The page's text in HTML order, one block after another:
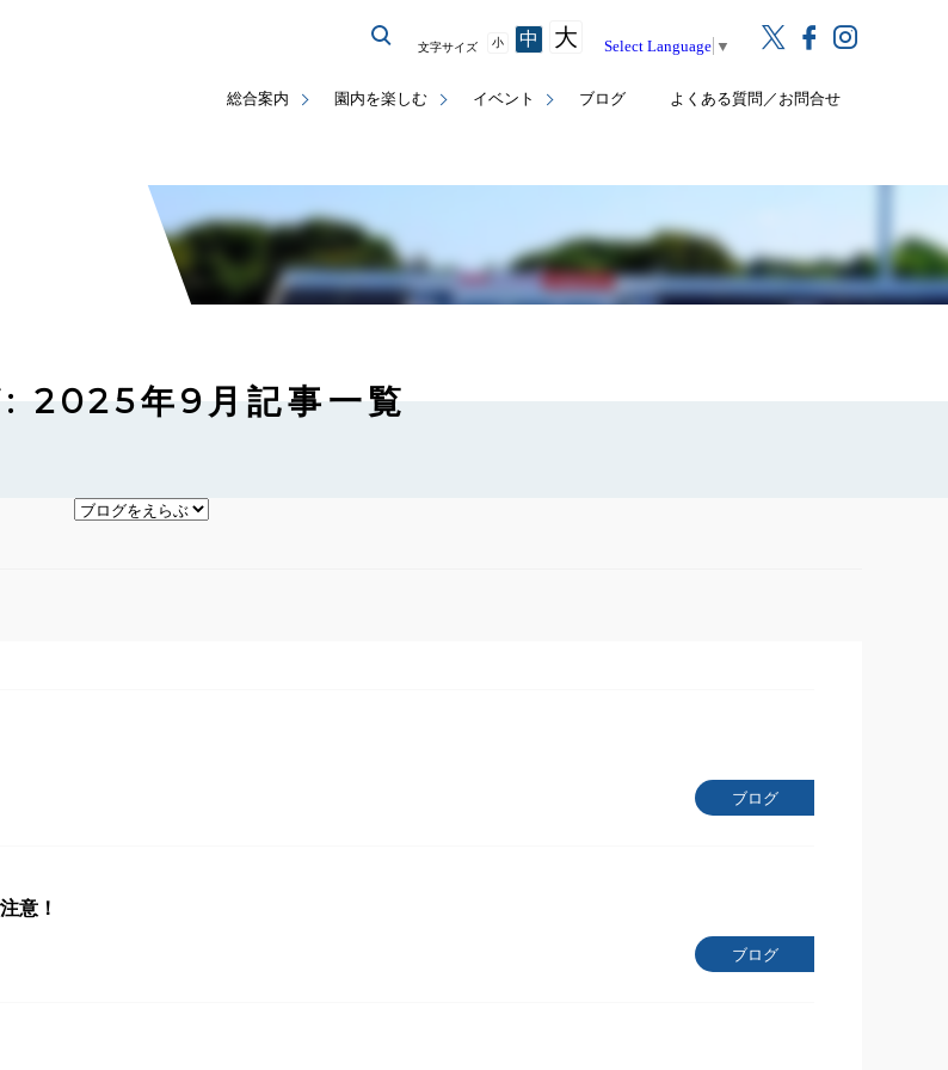
総合案内 園内を楽しむ イベント ブログ よくある質問／お問合せ
文字サイズ 小 中 大 Select Language ▼
: 2025年9月記事一覧
ブログ
ブログ
意！